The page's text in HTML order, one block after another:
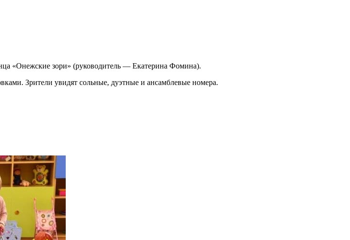
«Онежские зори» (руководитель — Екатерина Фомина).
Зрители увидят сольные, дуэтные и ансамблевые номера.